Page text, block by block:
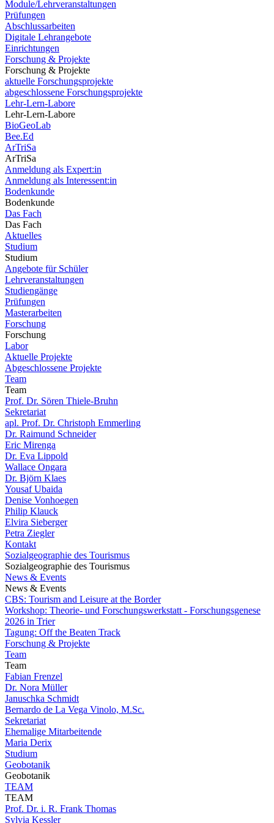
Module/Lehrveranstaltungen
Prüfungen
Abschlussarbeiten
Digitale Lehrangebote
Einrichtungen
Forschung & Projekte
Forschung & Projekte
aktuelle Forschungsprojekte
abgeschlossene Forschungsprojekte
Lehr-Lern-Labore
Lehr-Lern-Labore
BioGeoLab
Bee.Ed
ArTriSa
ArTriSa
Anmeldung als Expert:in
Anmeldung als Interessent:in
Bodenkunde
Bodenkunde
Das Fach
Das Fach
Aktuelles
Studium
Studium
Angebote für Schüler
Lehrveranstaltungen
Studiengänge
Prüfungen
Masterarbeiten
Forschung
Forschung
Labor
Aktuelle Projekte
Abgeschlossene Projekte
Team
Team
Prof. Dr. Sören Thiele-Bruhn
Sekretariat
apl. Prof. Dr. Christoph Emmerling
Dr. Raimund Schneider
Eric Mirenga
Dr. Eva Lippold
Wallace Ongara
Dr. Björn Klaes
Yousaf Ubaida
Denise Vonhoegen
Philip Klauck
Elvira Sieberger
Petra Ziegler
Kontakt
Sozialgeographie des Tourismus
Sozialgeographie des Tourismus
News & Events
News & Events
CBS: Tourism and Leisure at the Border
Workshop: Theorie- und Forschungswerkstatt - Forschungsgenese
2026 in Trier
Tagung: Off the Beaten Track
Forschung & Projekte
Team
Team
Fabian Frenzel
Dr. Nora Müller
Januschka Schmidt
Bernardo de La Vega Vinolo, M.Sc.
Sekretariat
Ehemalige Mitarbeitende
Maria Derix
Studium
Geobotanik
Geobotanik
TEAM
TEAM
Prof. Dr. i. R. Frank Thomas
Sylvia Kessler